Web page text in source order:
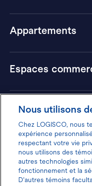
Appartements
Espaces
Hôtels
Donnez votre
Nous utilisons
Chez LOGISCO, nous
expérience
respectant votre vie
nous utilisons des
autres technologies
fonctionnement et la
D'autres témoins